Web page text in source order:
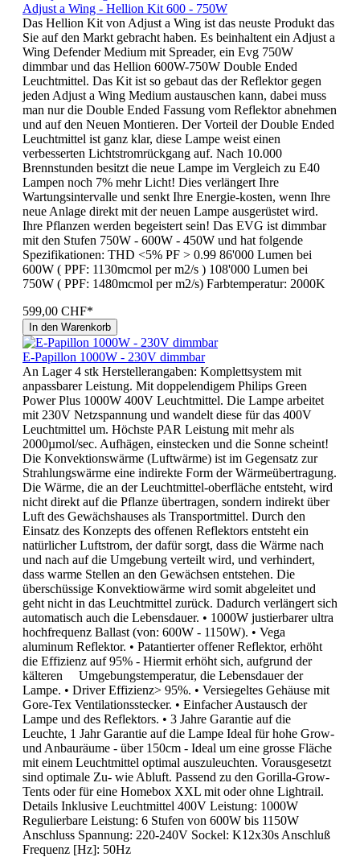
Adjust a Wing - Hellion Kit 600 - 750W
Das Hellion Kit von Adjust a Wing ist das neuste Produkt das
Sie auf den Markt gebracht haben. Es beinhaltent ein Adjust a
Wing Defender Medium mit Spreader, ein Evg 750W
dimmbar und das Hellion 600W-750W Double Ended
Leuchtmittel. Das Kit ist so gebaut das der Reflektor gegen
jeden Adjust a Wing Medium austauschen kann, dabei muss
man nur die Double Ended Fassung vom Reflektor abnehmen
und auf den Neuen Montieren. Der Vorteil der Double Ended
Leuchtmittel ist ganz klar, diese Lampe weist einen
verbesserten Lichtstromrückgang auf. Nach 10.000
Brennstunden besitzt die neue Lampe im Vergleich zu E40
Lampen noch 7% mehr Licht! Dies verlängert Ihre
Wartungsintervalle und senkt Ihre Energie-kosten, wenn Ihre
neue Anlage direkt mit der neuen Lampe ausgerüstet wird.
Ihre Pflanzen werden begeistert sein! Das EVG ist dimmbar
mit den Stufen 750W - 600W - 450W und hat folgende
Spezifikationen: THD <5% PF > 0.99 86'000 Lumen bei
600W ( PPF: 1130mcmol per m2/s ) 108'000 Lumen bei
750W ( PPF: 1480mcmol per m2/s) Farbtemperatur: 2000K
599,00 CHF*
In den Warenkorb
E-Papillon 1000W - 230V dimmbar
An Lager 4 stk Herstellerangaben: Komplettsystem mit
anpassbarer Leistung. Mit doppelendigem Philips Green
Power Plus 1000W 400V Leuchtmittel. Die Lampe arbeitet
mit 230V Netzspannung und wandelt diese für das 400V
Leuchtmittel um. Höchste PAR Leistung mit mehr als
2000µmol/sec. Aufhägen, einstecken und die Sonne scheint!
Die Konvektionswärme (Luftwärme) ist im Gegensatz zur
Strahlungswärme eine indirekte Form der Wärmeübertragung.
Die Wärme, die an der Leuchtmittel-oberfläche entsteht, wird
nicht direkt auf die Pflanze übertragen, sondern indirekt über
Luft des Gewächshauses als Transportmittel. Durch den
Einsatz des Konzepts des offenen Reflektors entsteht ein
natürlicher Luftstrom, der dafür sorgt, dass die Wärme nach
und nach auf die Umgebung verteilt wird, und verhindert,
dass warme Stellen an den Gewächsen entstehen. Die
überschüssige Konvektiowärme wird somit abgeleitet und
geht nicht in das Leuchtmittel zurück. Dadurch verlängert sich
automatisch auch die Lebensdauer. • 1000W justierbarer ultra
hochfrequenz Ballast (von: 600W - 1150W). • Vega
aluminum Reflektor. • Patantierter offener Reflektor, erhöht
die Effizienz auf 95% - Hiermit erhöht sich, aufgrund der
kälteren Umgebungstemperatur, die Lebensdauer der
Lampe. • Driver Effizienz> 95%. • Versiegeltes Gehäuse mit
Gore-Tex Ventilationsstecker. • Einfacher Austausch der
Lampe und des Reflektors. • 3 Jahre Garantie auf die
Leuchte, 1 Jahr Garantie auf die Lampe Ideal für hohe Grow-
und Anbauräume - über 150cm - Ideal um eine grosse Fläche
mit einem Leuchtmittel optimal auszuleuchten. Vorausgesetzt
sind optimale Zu- wie Abluft. Passend zu den Gorilla-Grow-
Tents oder für eine Homebox XXL mit oder ohne Lightrail.
Details Inklusive Leuchtmittel 400V Leistung: 1000W
Regulierbare Leistung: 6 Stufen von 600W bis 1150W
Anschluss Spannung: 220-240V Sockel: K12x30s Anschluß
Frequenz [Hz]: 50Hz